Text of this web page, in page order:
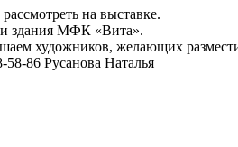
на выставке.
здания МФК «Вита».
художников, желающих
58-86 Русанова Наталья